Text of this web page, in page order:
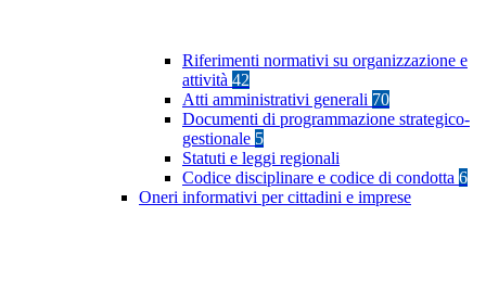
Riferimenti normativi su organizzazione e
attività 42
Atti amministrativi generali 70
Documenti di programmazione strategico-
gestionale 5
Statuti e leggi regionali
Codice disciplinare e codice di condotta 6
Oneri informativi per cittadini e imprese